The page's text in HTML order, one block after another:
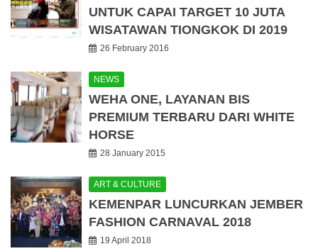
UNTUK CAPAI TARGET 10 JUTA
WISATAWAN TIONGKOK DI 2019
26 February 2016
NEWS
WEHA ONE, LAYANAN BIS
PREMIUM TERBARU DARI WHITE
HORSE
28 January 2015
ART & CULTURE
KEMENPAR LUNCURKAN JEMBER
FASHION CARNAVAL 2018
19 April 2018